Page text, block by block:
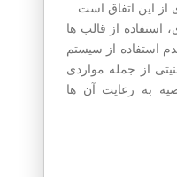
از این اتفاق است.
استفاده از قالب ها
استفاده از سیستم
از جمله مواردی
به رعایت آن ها